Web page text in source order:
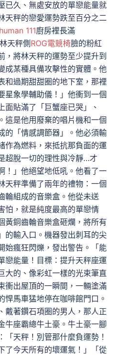
已久、無處安放的單戀能量就
天秤的戀愛運勢跌至百分之二
111廚房裡長滿
天秤側 ROG電競椅臉的粉紅
，將林天秤的運勢至少提升到
成某種具備攻擊性的實體。他
和過期甜甜圈的地下室，那裡
星象學輔助儀！」他衝到一個
面貼滿了「巨蟹座已哭」、
這是他用廢棄的唱片機和一個
的「情感調節器」。他必須輸
作為燃料，來抵抗那負面的運
超脫一切的理性與冷靜…才
！」他絕望地低吼。他看了一
天秤準備了兩年的禮物：一個
輪組成的音樂盒。他從未送
怕，就是純度最高的單戀情
黃銅齒輪音樂盒砸爛，將所有
的輸入口。機器發出刺耳的尖
始瘋狂閃爍，發出警告。「能
戀能量！目標：提升天秤座運
大的、像彩虹一樣的光束筆直
衝出屋頂的一瞬間，一輛塗滿
悍馬車猛地停在咖啡館門口。
戴著鑽石項圈的男人，那人正
座霸總牛土豪。牛土豪一腳
天秤！別管那什麼負運勢！
了今天所有的壞運氣！」「從